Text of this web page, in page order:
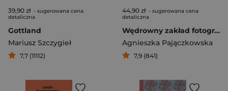
39,90 zł - sugerowana cena
detaliczna
Gottland
Mariusz Szczygieł
7,7 (11112)
44,90 zł - sugerowana cena
detaliczna
Wędrowny zakład fotograficzny
Agnieszka Pajączkowska
7,9 (841)